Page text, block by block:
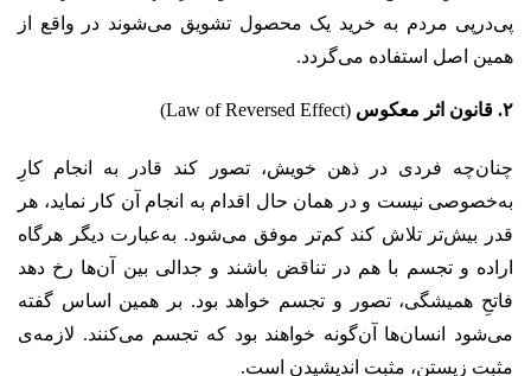
پی‌در‌پی مردم به خرید یک محصول تشویق می‌شوند در واقع از
همین اصل استفاده می‌گردد.
۲. قانون اثر معکوس (Law of Reversed Effect)
چنان‌چه فردی در ذهن خویش، تصور کند قادر به انجام کارِ
به‌خصوصی نیست و در همان حال اقدام به انجام آن کار نماید، هر
قدر بیش‌تر تلاش کند کم‌تر موفق می‌شود. به‌عبارت دیگر هرگاه
اراده و تجسم با هم در تناقض باشند و جدالی بین آن‌ها رخ دهد
فاتحِ همیشگی، تصور و تجسم خواهد بود. بر همین اساس گفته
می‌شود انسان‌ها آن‌گونه خواهند بود که تجسم می‌کنند. لازمه‌ی
مثبت زیستن، مثبت اندیشیدن است.